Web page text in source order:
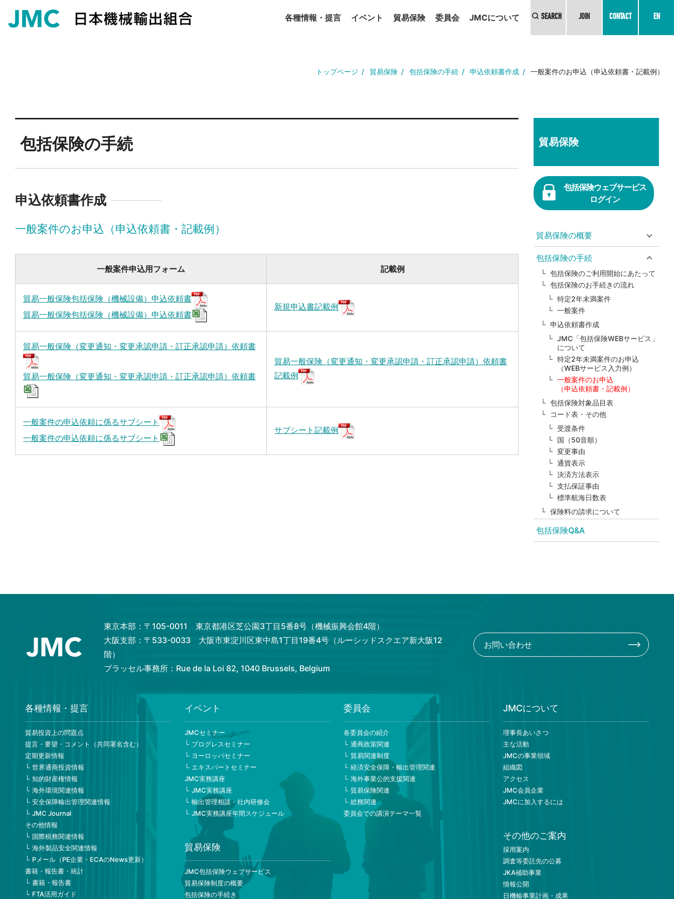
各種情報・提言 イベント 貿易保険 委員会 JMCについて SEARCH JOIN CONTACT EN
トップページ 貿易保険 包括保険の手続 申込依頼書作成 一般案件のお申込（申込依頼書・記載例）
包括保険の手続
申込依頼書作成
一般案件のお申込（申込依頼書・記載例）
一般案件申込用フォーム 記載例
貿易一般保険包括保険（機械設備）申込依頼書
貿易一般保険包括保険（機械設備）申込依頼書
新規申込書記載例
貿易一般保険（変更通知・変更承認申請・訂正承認申請）依頼書
貿易一般保険（変更通知・変更承認申請・訂正承認申請）依頼書
貿易一般保険（変更通知・変更承認申請・訂正承認申請）依頼書
記載例
一般案件の申込依頼に係るサブシート
一般案件の申込依頼に係るサブシート
サブシート記載例
貿易保険
包括保険ウェブサービス
ログイン
貿易保険の概要
包括保険の手続
包括保険のご利用開始にあたって
包括保険のお手続きの流れ
特定2年未満案件
一般案件
申込依頼書作成
JMC「包括保険WEBサービス」
について
特定2年未満案件のお申込
（WEBサービス入力例）
一般案件のお申込
（申込依頼書・記載例）
包括保険対象品目表
コード表・その他
受渡条件
国（50音順）
変更事由
通貨表示
決済方法表示
支払保証事由
標準航海日数表
保険料の請求について
包括保険Q&A
東京本部：〒105-0011 東京都港区芝公園3丁目5番8号（機械振興会館4階）
大阪支部：〒533-0033 大阪市東淀川区東中島1丁目19番4号（ルーシッドスクエア新大阪12
階）
ブラッセル事務所：Rue de la Loi 82, 1040 Brussels, Belgium
お問い合わせ
各種情報・提言
貿易投資上の問題点
提言・要望・コメント（共同署名含む）
定期更新情報
世界通商投資情報
知的財産権情報
海外環境関連情報
安全保障輸出管理関連情報
JMC Journal
その他情報
国際税務関連情報
海外製品安全関連情報
Pメール（PE企業・ECAのNews更新）
書籍・報告書・統計
書籍・報告書
FTA活用ガイド
イベント
JMCセミナー
プログレスセミナー
ヨーロッパセミナー
エキスパートセミナー
JMC実務講座
JMC実務講座
輸出管理相談・社内研修会
JMC実務講座年間スケジュール
貿易保険
JMC包括保険ウェブサービス
貿易保険制度の概要
包括保険の手続き
委員会
各委員会の紹介
通商政策関連
貿易関連制度
経済安全保障・輸出管理関連
海外事業公的支援関連
貿易保険関連
総務関連
委員会での講演テーマ一覧
JMCについて
理事長あいさつ
主な活動
JMCの事業領域
組織図
アクセス
JMC会員企業
JMCに加入するには
その他のご案内
採用案内
調査等委託先の公募
JKA補助事業
情報公開
日機輸事業計画・成果